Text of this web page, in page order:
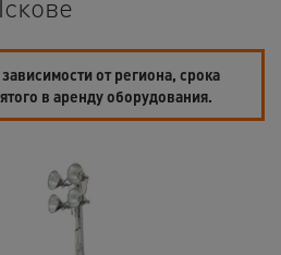
от региона, срока
в аренду оборудования.